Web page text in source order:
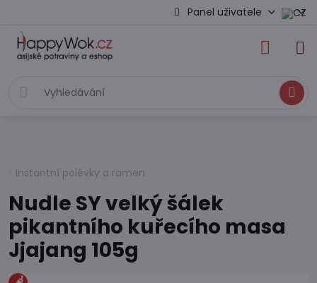
Panel uživatele
Hledat
Instantní polévky a ramen
Nudle SY velký šálek
pikantního kuřecího masa
Jjajang 105g